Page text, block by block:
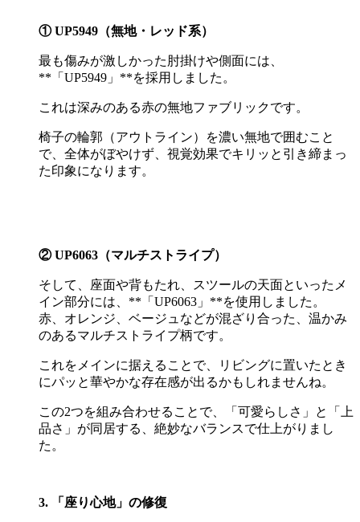
① UP5949 （無地・レッド系）
最も傷みが激しかった肘掛けや側面には、
** 「 UP5949 」 **を採用しました。
これは深みのある赤の無地ファブリックです。
椅子の輪郭（アウトライン）を濃い無地で囲むこと
で、全体がぼやけず、視覚効果でキリッと引き締まっ
た印象になります。
② UP6063 （マルチストライプ）
そして、座面や背もたれ、スツールの天面といったメ
イン部分には、 ** 「 UP6063 」 **を使用しました。
赤、オレンジ、ベージュなどが混ざり合った、温かみ
のあるマルチストライプ柄です。
これをメインに据えることで、リビングに置いたとき
にパッと華やかな存在感が出るかもしれませんね。
この2つを組み合わせることで、「可愛らしさ」と「上
品さ」が同居する、絶妙なバランスで仕上がりまし
た。
3. 「座り心地」の修復